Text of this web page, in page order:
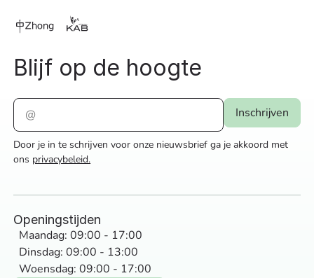
Blijf op de hoogte
Door je in te schrijven voor onze nieuwsbrief ga je akkoord met
ons privacybeleid.
Openingstijden
Maandag: 09:00 - 17:00
Dinsdag: 09:00 - 13:00
Woensdag: 09:00 - 17:00